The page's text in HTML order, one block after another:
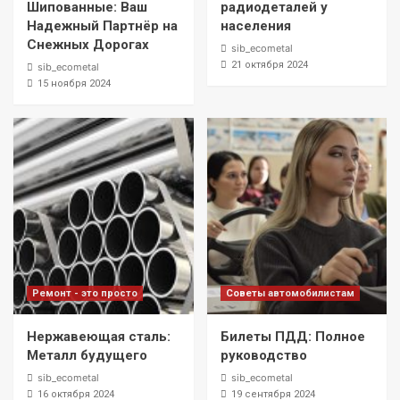
Шипованные: Ваш
Надежный Партнёр на
Снежных Дорогах
sib_ecometal
15 ноября 2024
радиодеталей у
населения
sib_ecometal
21 октября 2024
Ремонт - это просто
Нержавеющая сталь:
Металл будущего
sib_ecometal
16 октября 2024
Советы автомобилистам
Билеты ПДД: Полное
руководство
sib_ecometal
19 сентября 2024